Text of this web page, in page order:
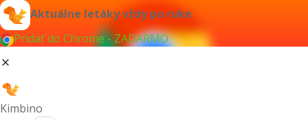
Aktuálne letáky vždy po ruke
Pridať do Chrome - ZADARMO
Kimbino